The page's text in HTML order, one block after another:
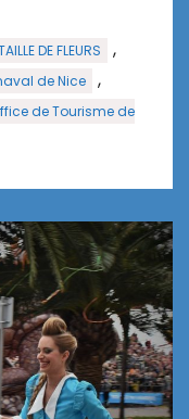
DE FLEURS ,
de Nice ,
de Tourisme de